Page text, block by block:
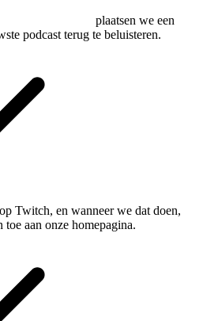
plaatsen we een
podcast terug te beluisteren.
Twitch, en wanneer we dat doen,
aan onze homepagina.